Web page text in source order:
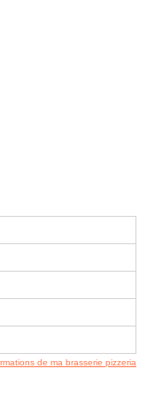
de ma brasserie pizzeria